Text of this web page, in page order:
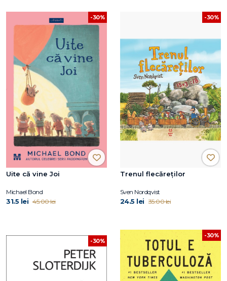
-30%
Uite că vine Joi
Michael Bond
31.5 lei 45.00 lei
-30%
Trenul flecăreților
Sven Nordqvist
24.5 lei 35.00 lei
-30%
-30%